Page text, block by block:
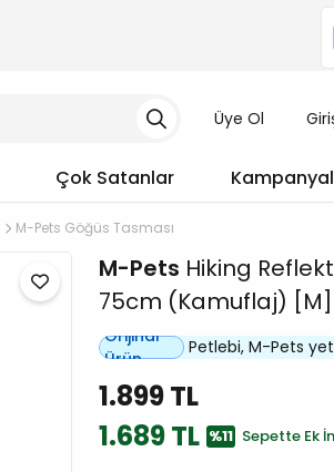
Üye Ol
Çok Satanlar
M-Pets Göğüs Tasması
M-Pets Hiking
75cm (Kamuflaj) [M]
Orijinal
Ürün
Petlebi, M-Pets
1.899 TL
1.689 TL %11 Sepette Ek